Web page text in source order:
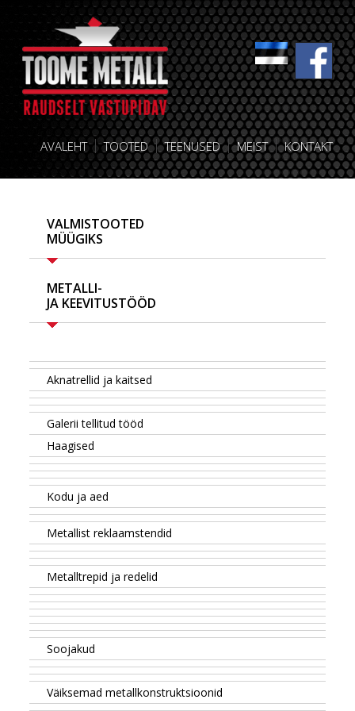
AVALEHT TOOTED TEENUSED MEIST KONTAKT
VALMISTOOTED
MÜÜGIKS
METALLI-
JA KEEVITUSTÖÖD
Aknatrellid ja kaitsed
Galerii tellitud tööd
Haagised
Kodu ja aed
Metallist reklaamstendid
Metalltrepid ja redelid
Soojakud
Väiksemad metallkonstruktsioonid